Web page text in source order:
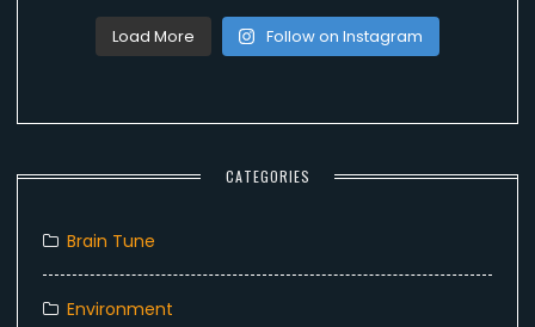
Load More Follow on Instagram
CATEGORIES
Brain Tune
Environment